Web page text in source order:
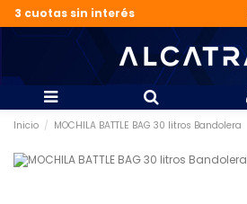
3 cuotas sin interés
Inicio MOCHILA BATTLE BAG 30 litros Bandolera